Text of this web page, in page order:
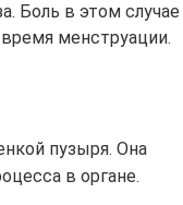
Боль в этом случае
менструации.
пузыря. Она
в органе.